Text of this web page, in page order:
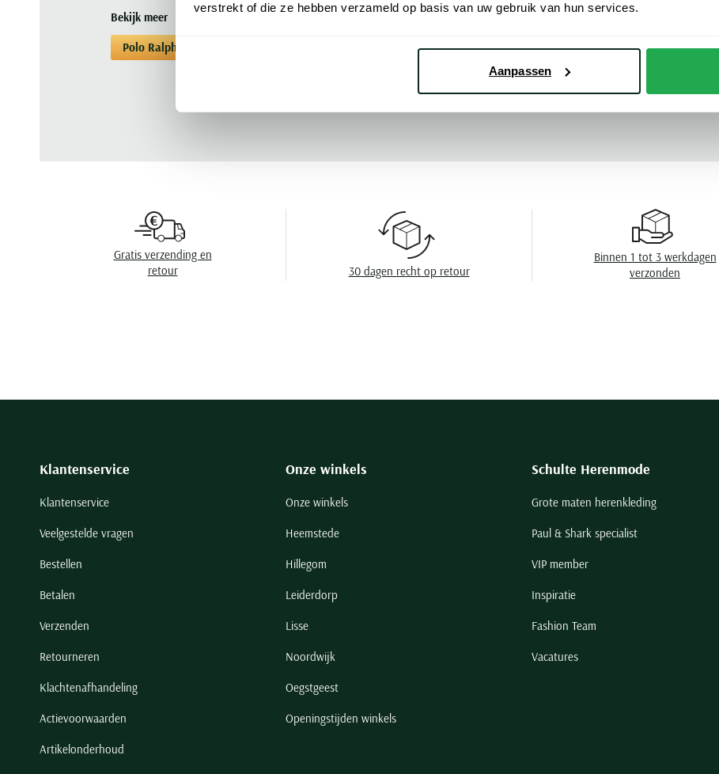
verstrekt of die ze hebben verzameld op basis van uw gebruik van hun services.
Aanpassen
Bekijk meer
Polo Ralph Lauren Poloshirts Polo Ralph Lauren Pasvorm
Mouwlengte
Sluiting
Capuchon
Gratis verzending en
retour
30 dagen recht op retour
Binnen 1 tot 3 werkdagen
verzonden
Klantenservice
Klantenservice
Veelgestelde vragen
Bestellen
Betalen
Verzenden
Retourneren
Klachtenafhandeling
Actievoorwaarden
Artikelonderhoud
Onze winkels
Onze winkels
Heemstede
Hillegom
Leiderdorp
Lisse
Noordwijk
Oegstgeest
Openingstijden winkels
Schulte Herenmode
Grote maten herenkleding
Paul & Shark specialist
VIP member
Inspiratie
Fashion Team
Vacatures